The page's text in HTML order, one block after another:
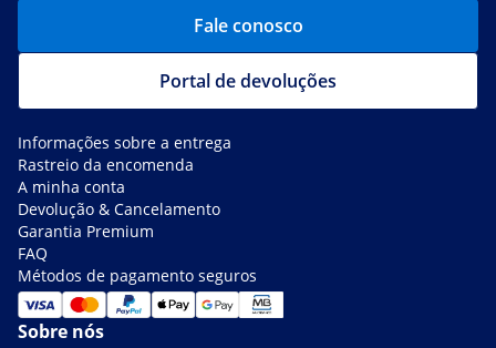
Fale conosco
Portal de devoluções
Informações sobre a entrega
Rastreio da encomenda
A minha conta
Devolução & Cancelamento
Garantia Premium
FAQ
Métodos de pagamento seguros
Sobre nós